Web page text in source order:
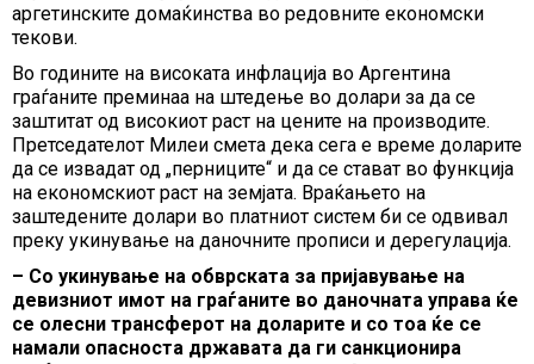
аргетинските домаќинства во редовните економски
текови.
Во годините на високата инфлација во Аргентина
граѓаните преминаа на штедење во долари за да се
заштитат од високиот раст на цените на производите.
Претседателот Милеи смета дека сега е време доларите
да се извадат од „перниците“ и да се стават во функција
на економскиот раст на земјата. Враќањето на
заштедените долари во платниот систем би се одвивал
преку укинување на даночните прописи и дерегулација.
– Со укинување на обврската за пријавување на
девизниот имот на граѓаните во даночната управа ќе
се олесни трансферот на доларите и со тоа ќе се
намали опасноста државата да ги санкционира